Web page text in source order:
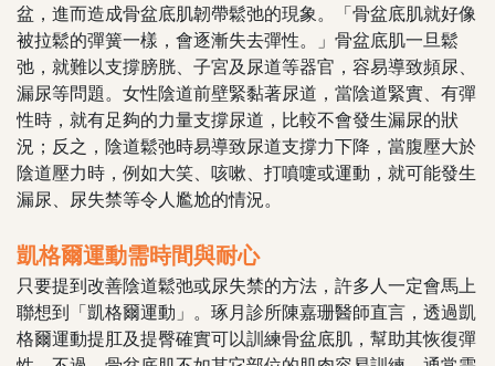
盆，進而造成骨盆底肌韌帶鬆弛的現象。「骨盆底肌就好像
被拉鬆的彈簧一樣，會逐漸失去彈性。」骨盆底肌一旦鬆
弛，就難以支撐膀胱、子宮及尿道等器官，容易導致頻尿、
漏尿等問題。女性陰道前壁緊黏著尿道，當陰道緊實、有彈
性時，就有足夠的力量支撐尿道，比較不會發生漏尿的狀
況；反之，陰道鬆弛時易導致尿道支撐力下降，當腹壓大於
陰道壓力時，例如大笑、咳嗽、打噴嚏或運動，就可能發生
漏尿、尿失禁等令人尷尬的情況。
凱格爾運動需時間與耐心
只要提到改善陰道鬆弛或尿失禁的方法，許多人一定會馬上
聯想到「凱格爾運動」。琢月診所陳嘉珊醫師直言，透過凱
格爾運動提肛及提臀確實可以訓練骨盆底肌，幫助其恢復彈